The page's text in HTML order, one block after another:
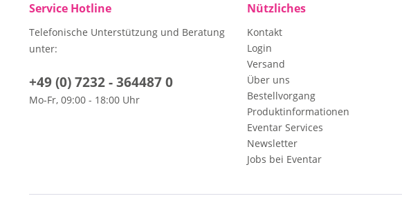
Service Hotline
Telefonische Unterstützung und Beratung
unter:
+49 (0) 7232 - 364487 0
Mo-Fr, 09:00 - 18:00 Uhr
Nützliches
Kontakt
Login
Versand
Über uns
Bestellvorgang
Produktinformationen
Eventar Services
Newsletter
Jobs bei Eventar